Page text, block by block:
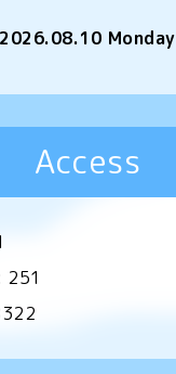
2026.08.10 Monday
Access
251